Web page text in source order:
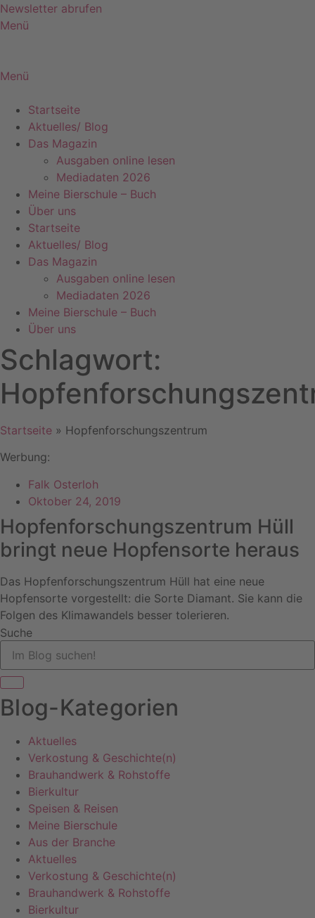
Zum
Inhalt
Newsletter abrufen
Menü
Menü
Startseite
Aktuelles/ Blog
Das Magazin
Ausgaben online lesen
Mediadaten 2026
Meine Bierschule – Buch
Über uns
Startseite
Aktuelles/ Blog
Das Magazin
Ausgaben online lesen
Mediadaten 2026
Meine Bierschule – Buch
Über uns
Schlagwort:
Startseite » Hopfenforschungszentrum
Werbung:
Falk Osterloh
Oktober 24, 2019
Hopfenforschungszentrum Hüll
bringt neue Hopfensorte heraus
Das Hopfenforschungszentrum Hüll hat eine neue
Hopfensorte vorgestellt: die Sorte Diamant. Sie kann die
Folgen des Klimawandels besser tolerieren.
Suche
Blog-Kategorien
Aktuelles
Verkostung & Geschichte(n)
Brauhandwerk & Rohstoffe
Bierkultur
Speisen & Reisen
Meine Bierschule
Aus der Branche
Aktuelles
Verkostung & Geschichte(n)
Brauhandwerk & Rohstoffe
Bierkultur